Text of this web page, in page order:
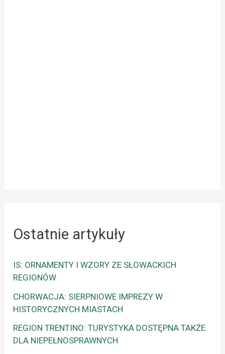
Ostatnie artykuły
IS: ORNAMENTY I WZORY ZE SŁOWACKICH
REGIONÓW
CHORWACJA: SIERPNIOWE IMPREZY W
HISTORYCZNYCH MIASTACH
REGION TRENTINO: TURYSTYKA DOSTĘPNA TAKŻE
DLA NIEPEŁNOSPRAWNYCH